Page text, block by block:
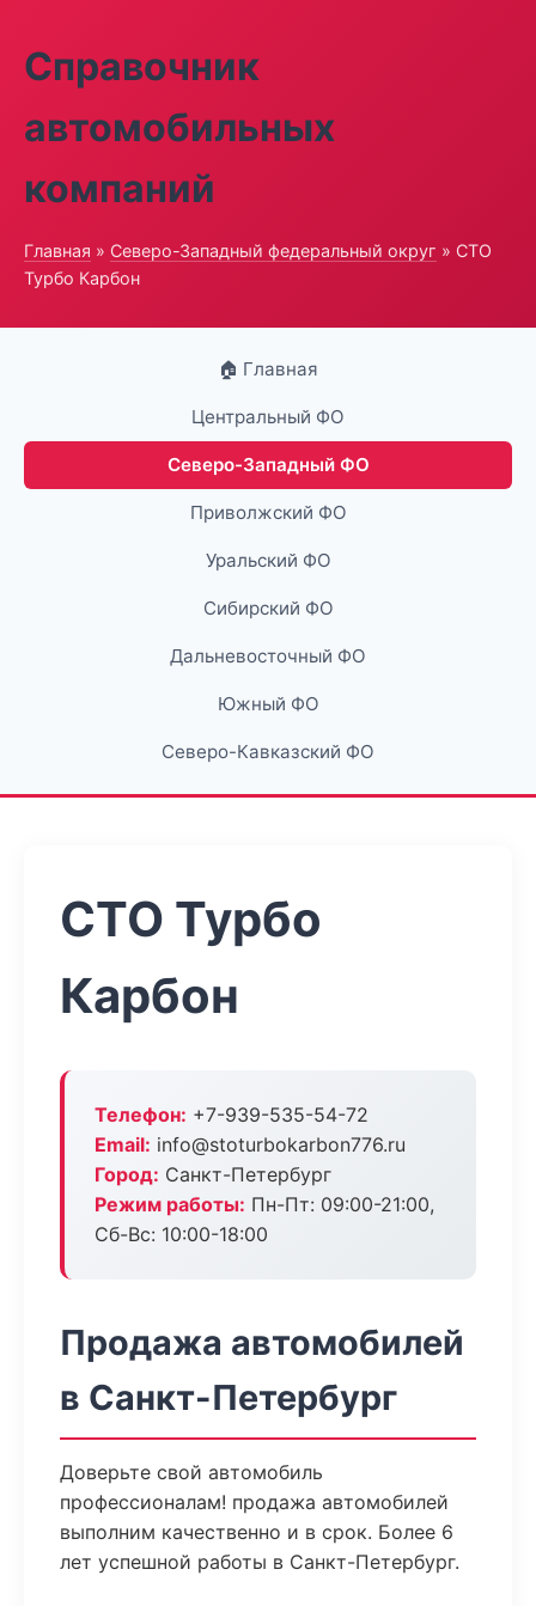
Справочник
автомобильных
компаний
Главная » Северо-Западный федеральный округ » СТО
Турбо Карбон
🏠 Главная
Центральный ФО
Северо-Западный ФО
Приволжский ФО
Уральский ФО
Сибирский ФО
Дальневосточный ФО
Южный ФО
Северо-Кавказский ФО
СТО Турбо
Карбон
Телефон: +7-939-535-54-72
Email: info@stoturbokarbon776.ru
Город: Санкт-Петербург
Режим работы: Пн-Пт: 09:00-21:00,
Сб-Вс: 10:00-18:00
Продажа автомобилей
в Санкт-Петербург
Доверьте свой автомобиль
профессионалам! продажа автомобилей
выполним качественно и в срок. Более 6
лет успешной работы в Санкт-Петербург.